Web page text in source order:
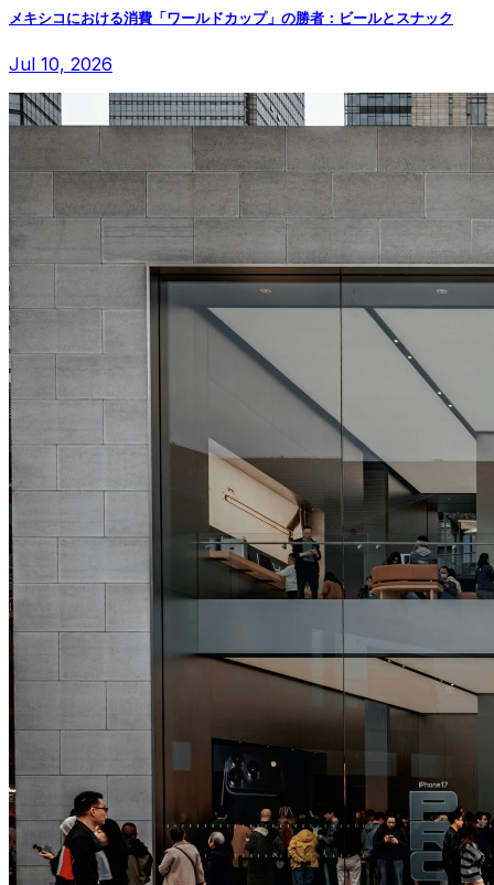
メキシコにおける消費「ワールドカップ」の勝者：ビールとスナック
Jul 10, 2026